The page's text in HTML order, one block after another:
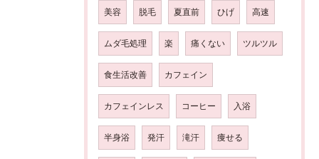
美容 脱毛 夏直前 ひげ 高速
ムダ毛処理 楽 痛くない ツルツル
食生活改善 カフェイン
カフェインレス コーヒー 入浴
半身浴 発汗 滝汗 痩せる